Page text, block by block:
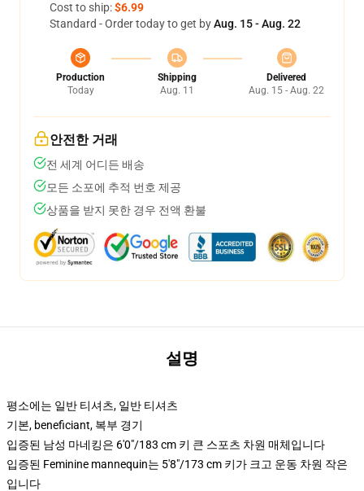
Cost to ship:$6.99
Standard - Order today to get byAug. 15 - Aug. 22
Production
Today
Shipping
Aug. 11
Delivered
Aug. 15 - Aug. 22
안전한 거래
전 세계 어디든 배송
모든 소포에 추적 번호 제공
상품을 받지 못한 경우 전액 환불
설명
평소에는 일반 티셔츠, 일반 티셔츠
기본, beneficiant, 복부 경기
입증된 남성 마네킹은 6'0"/183 cm 키 큰 스포츠 차원 매체입니다
입증된 Feminine mannequin는 5'8"/173 cm 키가 크고 운동 차원 작은
입니다